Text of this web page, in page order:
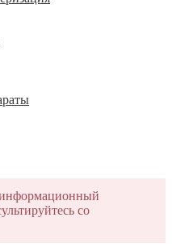
информационный
со